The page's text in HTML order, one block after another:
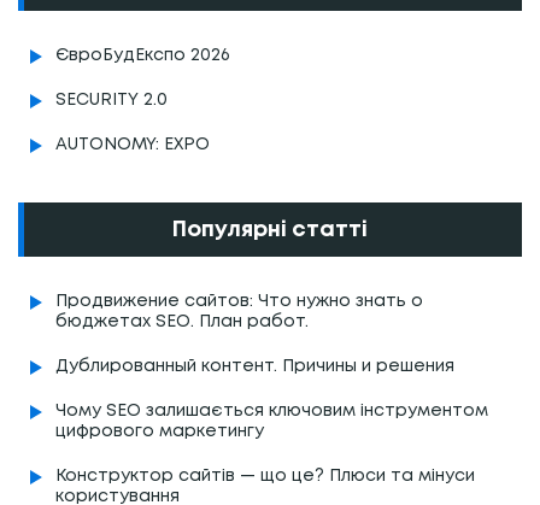
ЄвроБудЕкспо 2026
SECURITY 2.0
AUTONOMY: EXPO
Популярні статті
Продвижение сайтов: Что нужно знать о
бюджетах SEO. План работ.
Дублированный контент. Причины и решения
Чому SEO залишається ключовим інструментом
цифрового маркетингу
Конструктор сайтів — що це? Плюси та мінуси
користування